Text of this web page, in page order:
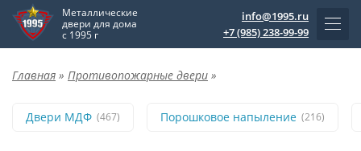
Металлические
двери для дома
с 1995 г
info@1995.ru
+7 (985) 238-99-99
Главная » Противопожарные двери »
Двери МДФ (467) Порошковое напыление (216)